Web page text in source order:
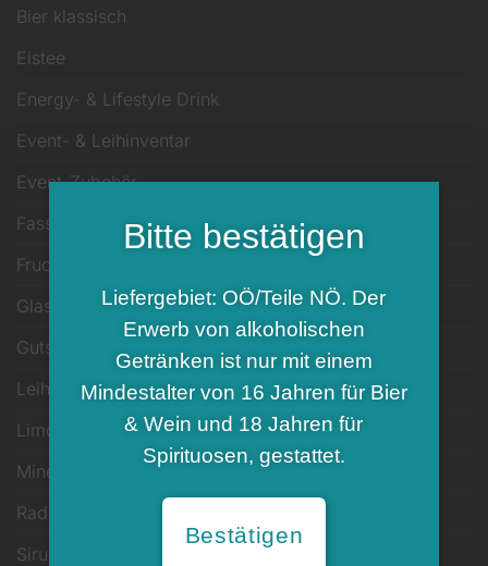
Bier klassisch
Eistee
Energy- & Lifestyle Drink
Event- & Leihinventar
Event-Zubehör
Fass
Fruchtsäfte/Fruchtnektar
Glas, Krug & mehr
Gutschein
Leihinventar
Limonaden
Mineral und Sodawasser
Radler
Sirup inkl. Glasspender
Bitte bestätigen
Liefergebiet: OÖ/Teile NÖ. Der
Erwerb von alkoholischen
Getränken ist nur mit einem
Mindestalter von 16 Jahren für Bier
& Wein und 18 Jahren für
Spirituosen, gestattet.
Bestätigen